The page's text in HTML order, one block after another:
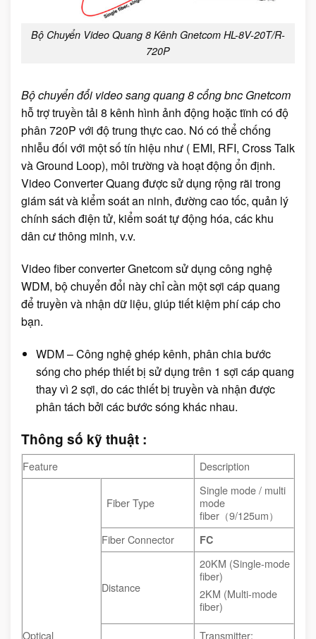
Bộ Chuyển Video Quang 8 Kênh Gnetcom HL-8V-20T/R-
720P
Bộ chuyển đổi video sang quang 8 cổng bnc Gnetcom
hỗ trợ truyền tải 8 kênh hình ảnh động hoặc tĩnh có độ
phân 720P với độ trung thực cao. Nó có thể chống
nhiễu đối với một số tín hiệu như ( EMI, RFI, Cross Talk
và Ground Loop), môi trường và hoạt động ổn định.
Video Converter Quang được sử dụng rộng rãi trong
giám sát và kiểm soát an ninh, đường cao tốc, quản lý
chính sách điện tử, kiểm soát tự động hóa, các khu
dân cư thông minh, v.v.
Video fiber converter Gnetcom sử dụng công nghệ
WDM, bộ chuyển đổi này chỉ cần một sợi cáp quang
để truyền và nhận dữ liệu, giúp tiết kiệm phí cáp cho
bạn.
WDM – Công nghệ ghép kênh, phân chia bước
sóng cho phép thiết bị sử dụng trên 1 sợi cáp quang
thay vì 2 sợi, do các thiết bị truyền và nhận được
phân tách bởi các bước sóng khác nhau.
Thông số kỹ thuật :
Feature Description
Optical
Fiber Type
Single mode / multi
mode
fiber（9/125um）
Fiber Connector
FC
Distance
20KM (Single-mode
fiber)
2KM (Multi-mode
fiber)
Transmitter: